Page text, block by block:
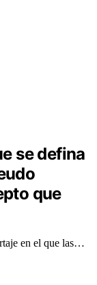
se defina
que
en el que las…